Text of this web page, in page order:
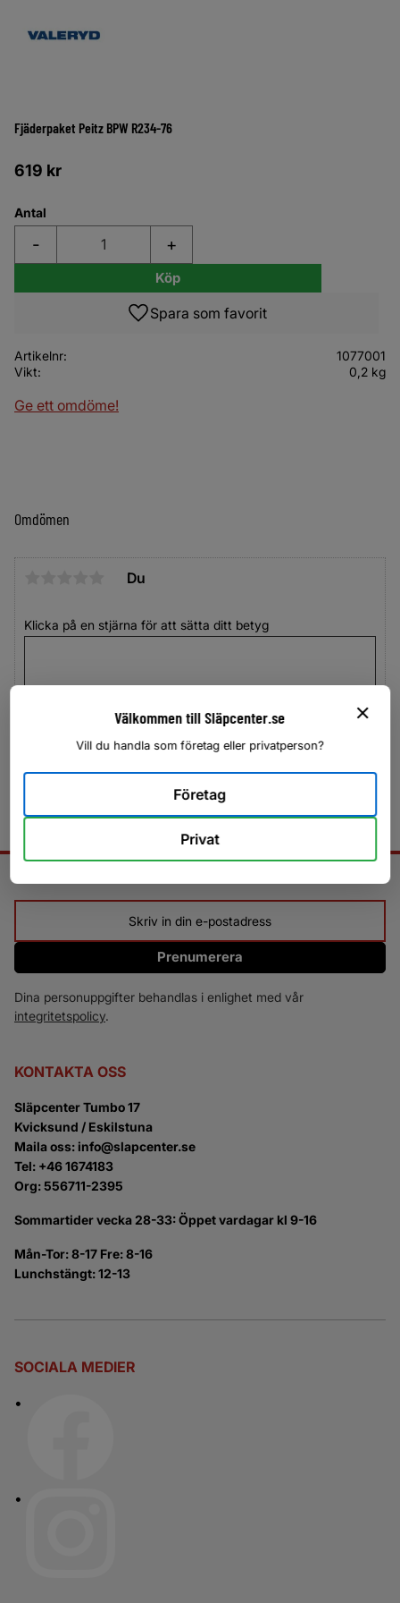
Fjäderpaket Peitz BPW R234-76
619 kr
Antal
+
-
Köp
Lägg till i favoriter
Artikelnr
1077001
Vikt
0,2 kg
Ge ett omdöme!
Omdömen
Du
Klicka på en stjärna för att sätta ditt betyg
Prenumerera
Dina personuppgifter behandlas i enlighet med vår
integritetspolicy.
KONTAKTA OSS
Släpcenter Tumbo 17
Kvicksund / Eskilstuna
Maila oss: info@slapcenter.se
Tel: +46 1674183
Org: 556711-2395
Sommartider vecka 28-33: Öppet vardagar kl 9-16
Mån-Tor: 8-17 Fre: 8-16
Lunchstängt: 12-13
SOCIALA MEDIER
Välkommen till Släpcenter.se
Vill du handla som företag eller privatperson?
Företag
Privat